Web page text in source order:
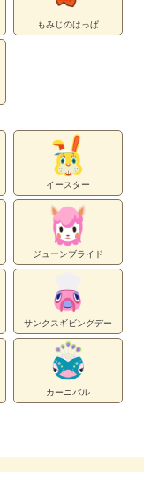
もみじのはっぱ
イースター
ジューンブライド
サンクスギビングデー
カーニバル